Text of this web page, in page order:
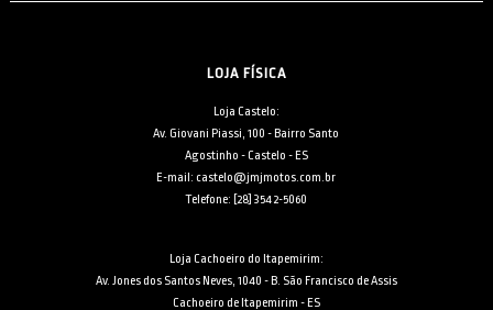
LOJA FÍSICA
Loja Castelo:
Av. Giovani Piassi, 100 - Bairro Santo
Agostinho - Castelo - ES
E-mail: castelo@jmjmotos.com.br
Telefone: [28] 3542-5060
Loja Cachoeiro do Itapemirim:
Av. Jones dos Santos Neves, 1040 - B. São Francisco de Assis
Cachoeiro de Itapemirim - ES